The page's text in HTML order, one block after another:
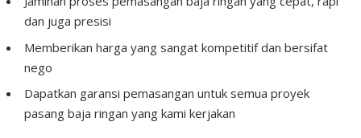
dan juga presisi
Memberikan harga yang sangat kompetitif dan bersifat
nego
Dapatkan garansi pemasangan untuk semua proyek
pasang baja ringan yang kami kerjakan